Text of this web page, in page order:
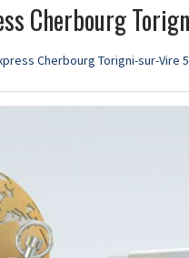
Cherbourg
Cherbourg Torigni-sur-Vire